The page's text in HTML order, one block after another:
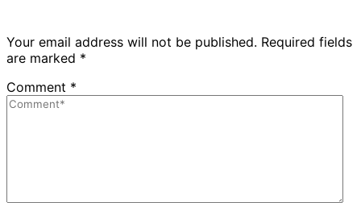
Your email address will not be published. Required fields
are marked *
Comment *